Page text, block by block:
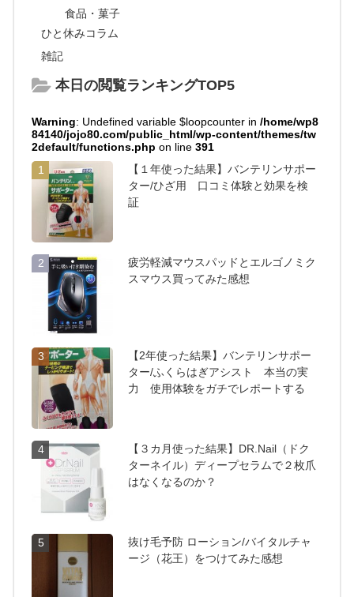
食品・菓子
ひと休みコラム
雑記
本日の閲覧ランキングTOP5
Warning: Undefined variable $loopcounter in/home/wp8
84140/jojo80.com/public_html/wp-content/themes/tw
2default/functions.php on line391
1
【１年使った結果】バンテリンサポー
ター/ひざ用 口コミ体験と効果を検
証
2
疲労軽減マウスパッドとエルゴノミク
スマウス買ってみた感想
3
【2年使った結果】バンテリンサポー
ター/ふくらはぎアシスト 本当の実
力 使用体験をガチでレポートする
4
【３カ月使った結果】DR.Nail（ドク
ターネイル）ディープセラムで２枚爪
はなくなるのか？
5
抜け毛予防 ローション/バイタルチャ
ージ（花王）をつけてみた感想